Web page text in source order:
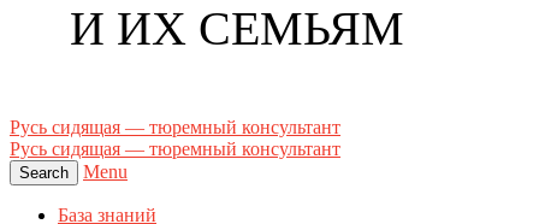
И ИХ СЕМЬЯМ
Русь сидящая — тюремный консультант
Русь сидящая — тюремный консультант
Search Menu
База знаний